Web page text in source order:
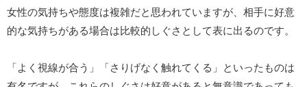
女性の気持ちや態度は複雑だと思われていますが、相手に好意
的な気持ちがある場合は比較的しぐさとして表に出るのです。
「よく視線が合う」「さりげなく触れてくる」といったものは